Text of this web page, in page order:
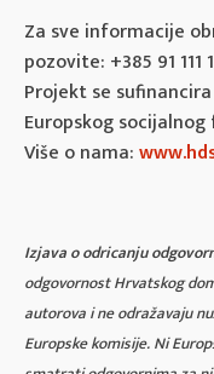
Za sve informacije
pozovite: +385 91 111
Projekt se
Europskog socijalnog
Više o nama:
Izjava o odricanju
odgovornost Hrvatskog
autorova i ne odražavaju
Europske komisije. Ni